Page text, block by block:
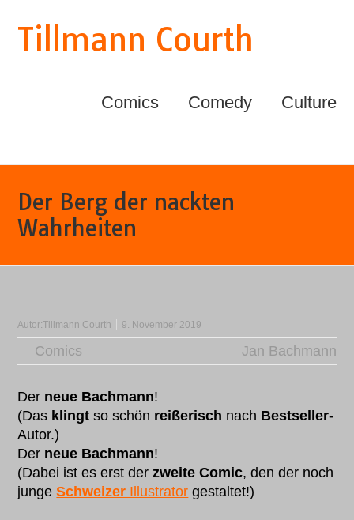
Tillmann Courth
Comics Comedy Culture
Der Berg der nackten
Wahrheiten
Autor:Tillmann Courth 9. November 2019
Comics Jan Bachmann
Der neue Bachmann!
(Das klingt so schön reißerisch nach Bestseller-
Autor.)
Der neue Bachmann!
(Dabei ist es erst derzweite Comic, den der noch
jungeSchweizer Illustrator gestaltet!)